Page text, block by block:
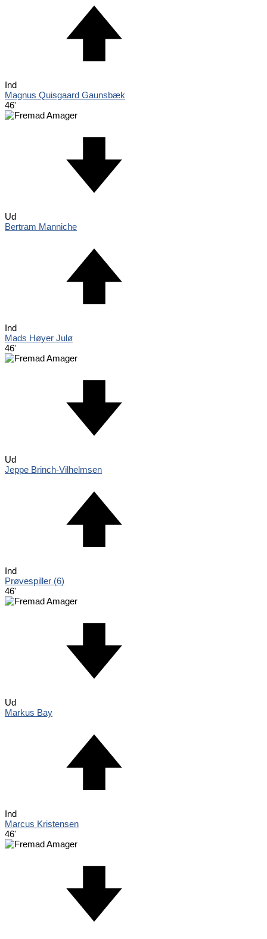
Ind
Magnus Quisgaard Gaunsbæk
46'
Ud
Bertram Manniche
Ind
Mads Høyer Julø
46'
Ud
Jeppe Brinch-Vilhelmsen
Ind
Prøvespiller (6)
46'
Ud
Markus Bay
Ind
Marcus Kristensen
46'